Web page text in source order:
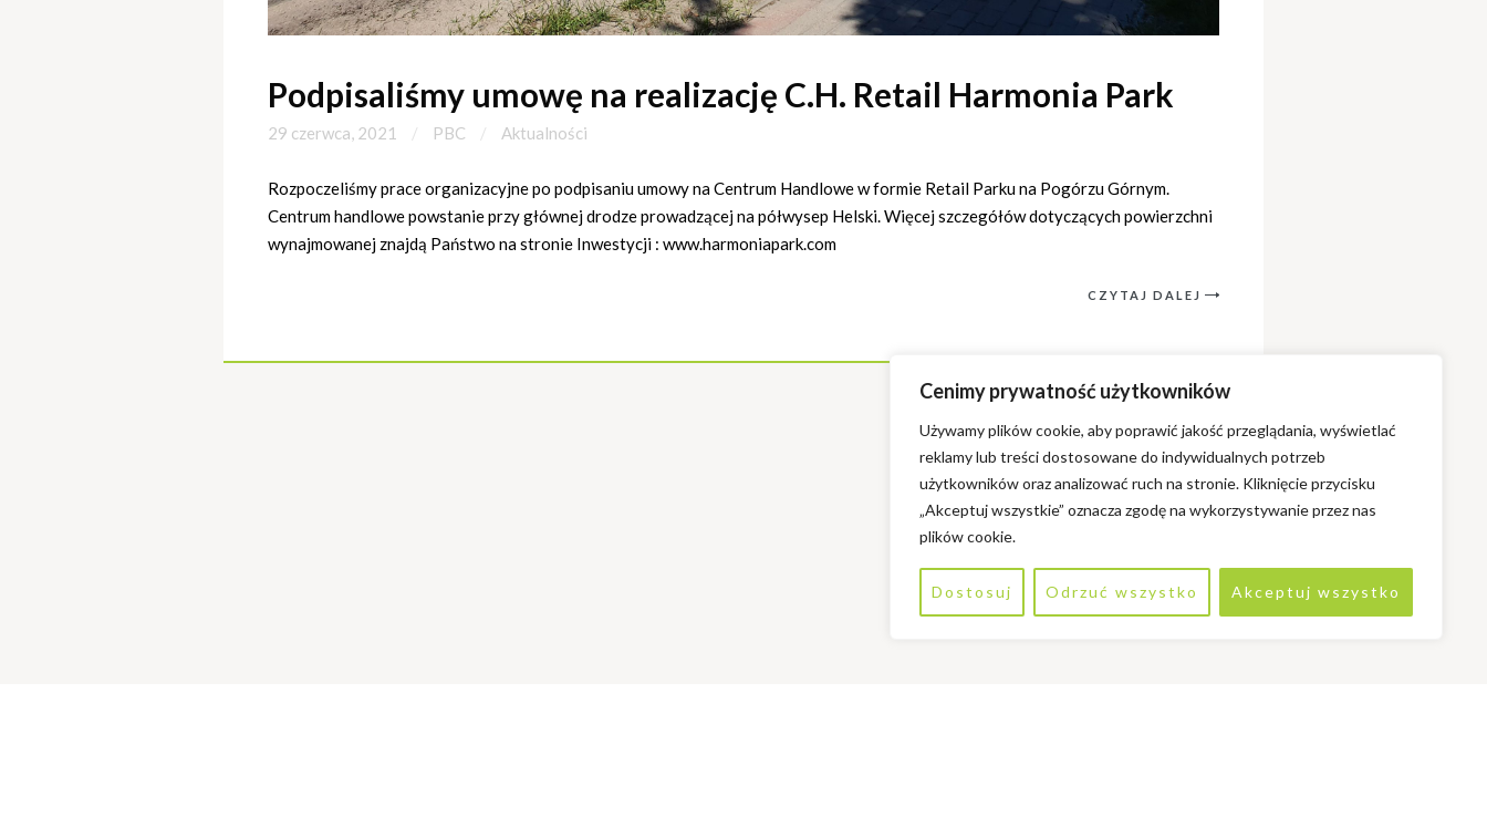
Cenimy prywatność użytkowników
Używamy plików cookie, aby poprawić jakość przeglądania, wyświetlać
reklamy lub treści dostosowane do indywidualnych potrzeb
użytkowników oraz analizować ruch na stronie. Kliknięcie przycisku
„Akceptuj wszystkie” oznacza zgodę na wykorzystywanie przez nas
plików cookie.
Dostosuj Odrzuć wszystko Akceptuj wszystko
Podpisaliśmy umowę na realizację C.H. Retail Harmonia Park
29 czerwca, 2021 PBC Aktualności
Rozpoczeliśmy prace organizacyjne po podpisaniu umowy na Centrum Handlowe w formie Retail Parku na Pogórzu Górnym.
Centrum handlowe powstanie przy głównej drodze prowadzącej na półwysep Helski. Więcej szczegółów dotyczących powierzchni
wynajmowanej znajdą Państwo na stronie Inwestycji : www.harmoniapark.com
CZYTAJ DALEJ